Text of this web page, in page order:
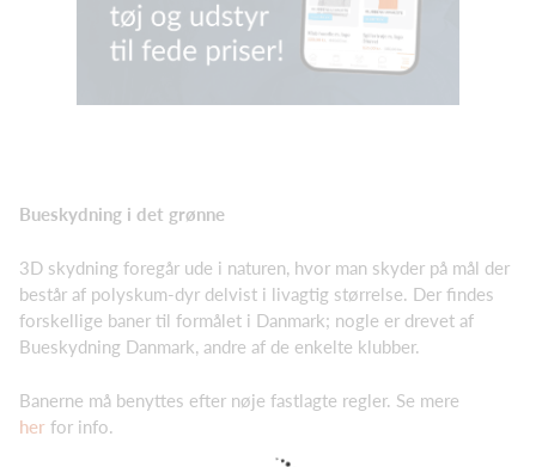
Bueskydning i det grønne
3D skydning foregår ude i naturen, hvor man skyder på mål der
består af polyskum-dyr delvist i livagtig størrelse. Der findes
forskellige baner til formålet i Danmark; nogle er drevet af
Bueskydning Danmark, andre af de enkelte klubber.
Banerne må benyttes efter nøje fastlagte regler. Se mere
her for info.